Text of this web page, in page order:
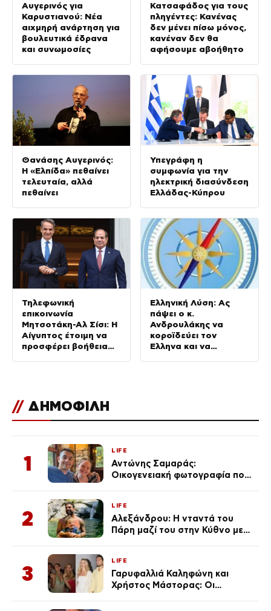
Αυγερινός για
Καρυστιανού: Νέα
αιχμηρή ανάρτηση για
βουλευτικά έδρανα
και συνωμοσίες
Κατσαφάδος για τους
πληγέντες: Κανένας
δεν μένει πίσω μόνος,
κανέναν δεν θα
αφήσουμε αβοήθητο
Θανάσης Αυγερινός:
Η «Ελπίδα» πεθαίνει
τελευταία, αλλά
πεθαίνει
Υπεγράφη η
συμφωνία για την
ηλεκτρική διασύνδεση
Ελλάδας-Κύπρου
Τηλεφωνική
επικοινωνία
Μητσοτάκη-Αλ Σίσι: Η
Αίγυπτος έτοιμη να
προσφέρει βοήθεια
Ελληνική Λύση: Ας
πάψει ο κ.
Ανδρουλάκης να
κοροϊδεύει τον
Έλληνα και να
// ΔΗΜΟΦΙΛΗ
1
LIFE
Αντώνης Σαμαράς:
Οικογενειακή φωτογραφία που
Λένας
2
LIFE
Αλεξάνδρου: Η νταντά του
Πάρη μαζί του στην Κύθνο με
3
LIFE
Γαρυφαλλιά Καληφώνη και
Χρήστος Μάστορας: Οι